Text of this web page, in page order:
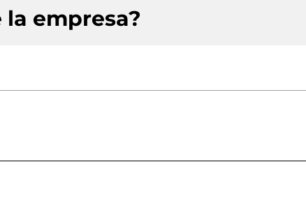
la empresa?